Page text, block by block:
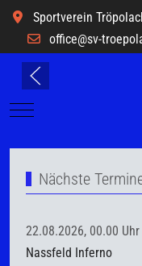
Sportverein
office@sv-
Mobile Menu Toggle
Nächste
22.08.2026, 00.00 Uhr
Nassfeld Inferno